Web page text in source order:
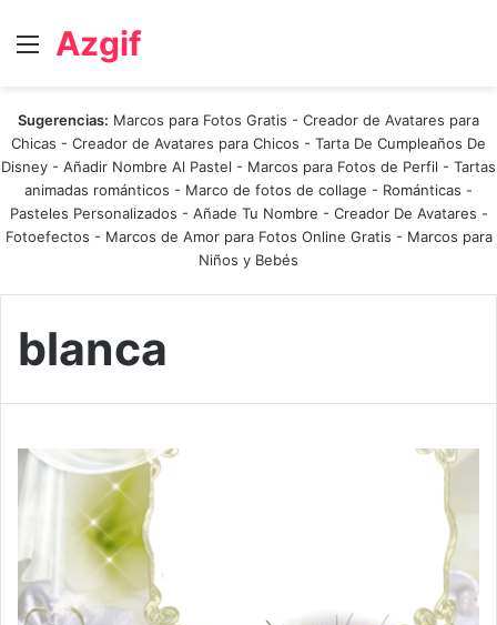
Menú
Azgif
Sugerencias: Marcos para Fotos Gratis - Creador de Avatares para
Chicas - Creador de Avatares para Chicos - Tarta De Cumpleaños De
Disney - Añadir Nombre Al Pastel - Marcos para Fotos de Perfil - Tartas
animadas románticos - Marco de fotos de collage - Románticas -
Pasteles Personalizados - Añade Tu Nombre - Creador De Avatares -
Fotoefectos - Marcos de Amor para Fotos Online Gratis - Marcos para
Niños y Bebés
blanca